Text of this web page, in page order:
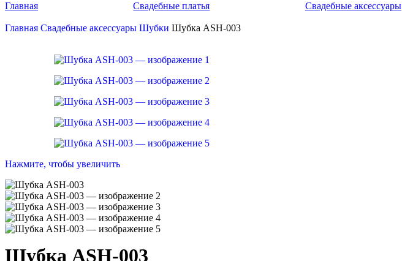
Главная Свадебные платья Свадебные аксессуары
Главная Свадебные аксессуары Шубки Шубка ASH-003
Нажмите, чтобы увеличить
Шубка ASH-003